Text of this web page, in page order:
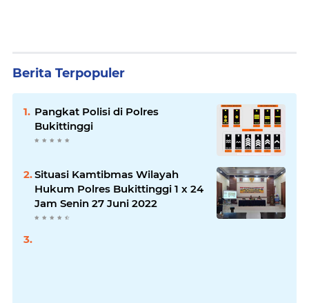
Berita Terpopuler
Pangkat Polisi di Polres
Bukittinggi
Situasi Kamtibmas Wilayah
Hukum Polres Bukittinggi 1 x 24
Jam Senin 27 Juni 2022